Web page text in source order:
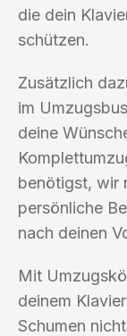
die dein
schützen.
Zusätzlich
im
deine
benötigst, wir
persönliche
nach deinen
Mit
deinem
Schumen